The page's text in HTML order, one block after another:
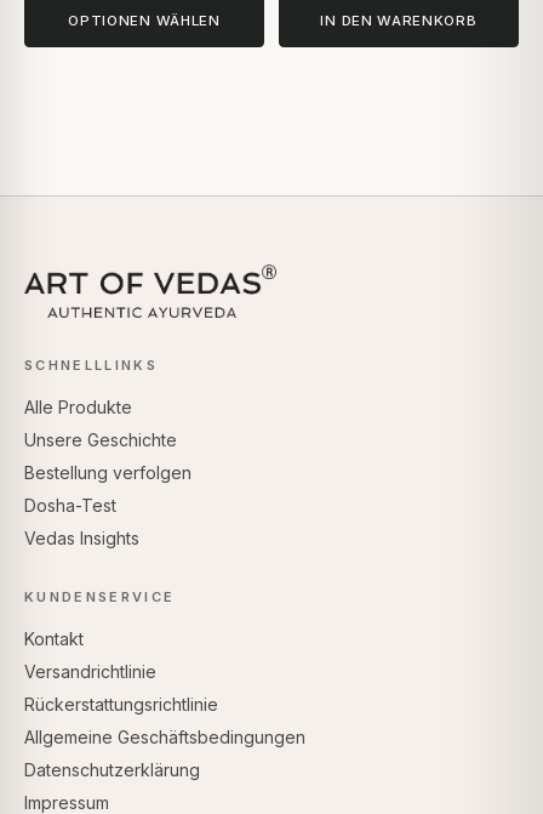
OPTIONEN WÄHLEN IN DEN WARENKORB
SCHNELLLINKS
Alle Produkte
Unsere Geschichte
Bestellung verfolgen
Dosha-Test
Vedas Insights
KUNDENSERVICE
Kontakt
Versandrichtlinie
Rückerstattungsrichtlinie
Allgemeine Geschäftsbedingungen
Datenschutzerklärung
Impressum